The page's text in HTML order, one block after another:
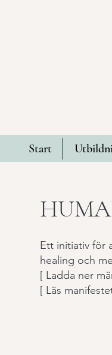
Start
Ett initiativ för
healing och
[ Ladda ner
[ Läs